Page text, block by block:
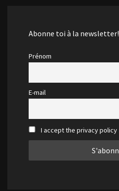
Abonne toi à la newsletter!
Prénom
E-mail
I accept the privacy policy